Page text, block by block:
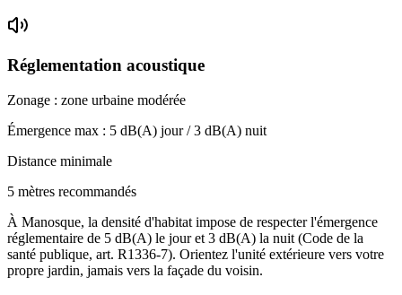
Réglementation acoustique
Zonage : zone urbaine modérée
Émergence max : 5 dB(A) jour /3 dB(A) nuit
Distance minimale
5 mètres recommandés
À Manosque, la densité d'habitat impose de respecter l'émergence
réglementaire de 5 dB(A) le jour et 3 dB(A) la nuit (Code de la
santé publique, art. R1336-7). Orientez l'unité extérieure vers votre
propre jardin, jamais vers la façade du voisin.